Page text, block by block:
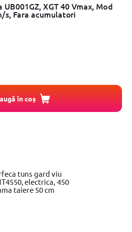
XGT 40 Vmax, Mod
s, Fara acumulatori
în coș